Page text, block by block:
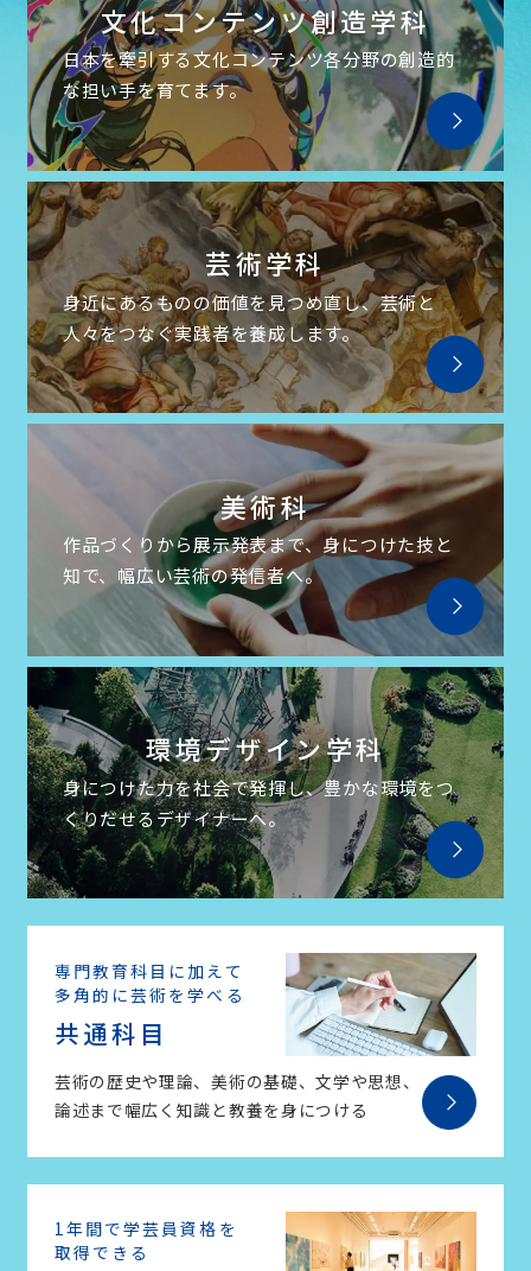
文化コンテンツ創造学科
日本を牽引する文化コンテンツ各分野の創造的
な担い手を育てます。
芸術学科
身近にあるものの価値を見つめ直し、芸術と
人々をつなぐ実践者を養成します。
美術科
作品づくりから展示発表まで、 身につけた技と
知で、 幅広い芸術の発信者へ。
環境デザイン学科
身につけた力を社会で発揮し、豊かな環境をつ
くりだせるデザイナーへ。
専門教育科目に加えて
多角的に芸術を学べる
共通科目
芸術の歴史や理論、美術の基礎、文学や思想、
論述まで幅広く知識と教養を身につける
1年間で学芸員資格を
取得できる